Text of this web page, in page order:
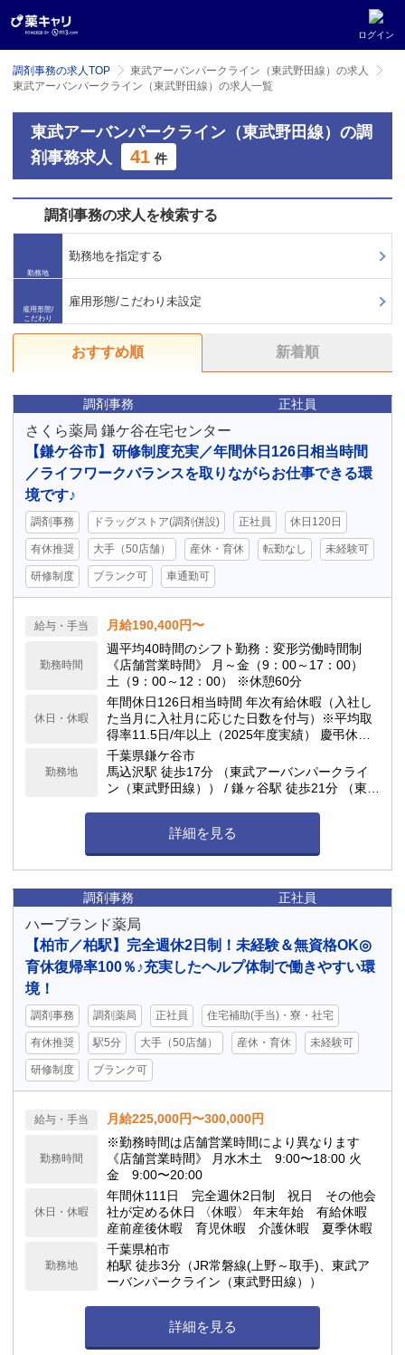
ログイン
調剤事務の求人TOP
東武アーバンパークライン（東武野田線）の求人
東武アーバンパークライン（東武野田線）の求人一覧
東武アーバンパークライン（東武野田線）の調
剤事務求人
41 件
調剤事務の求人を検索する
勤務地
勤務地を指定する
雇用形態/
こだわり
雇用形態/こだわり未設定
おすすめ順 新着順
調剤事務 正社員
さくら薬局 鎌ケ谷在宅センター
【鎌ケ谷市】研修制度充実／年間休日126日相当時間
／ライフワークバランスを取りながらお仕事できる環
境です♪
調剤事務 ドラッグストア(調剤併設) 正社員 休日120日
有休推奨 大手（50店舗） 産休・育休 転勤なし 未経験可
研修制度 ブランク可 車通勤可
給与・手当 月給190,400円〜
勤務時間
週平均40時間のシフト勤務：変形労働時間制
《店舗営業時間》 月～金（9：00～17：00）
土（9：00～12：00） ※休憩60分
休日・休暇
年間休日126日相当時間 年次有給休暇（入社し
た当月に入社月に応じた日数を付与）※平均取
得率11.5日/年以上（2025年度実績） 慶弔休
暇、産前産後休暇(取得率100%)、介護休暇、生
理休暇 連続休暇制度（最長9日間、初年度最長5
日間） 特別休暇（配偶者の出産2日間、弔事3～
7日間、裁判員裁判5日間、転勤2～3日間） など
勤務地
千葉県鎌ケ谷市
馬込沢駅 徒歩17分 （東武アーバンパークライ
ン（東武野田線）） / 鎌ヶ谷駅 徒歩21分 （東武
詳細を見る
調剤事務 正社員
ハーブランド薬局
【柏市／柏駅】完全週休2日制！未経験＆無資格OK◎
育休復帰率100％♪充実したヘルプ体制で働きやすい環
境！
調剤事務 調剤薬局 正社員 住宅補助(手当)・寮・社宅
有休推奨 駅5分 大手（50店舗） 産休・育休 未経験可
研修制度 ブランク可
給与・手当 月給225,000円〜300,000円
勤務時間
※勤務時間は店舗営業時間により異なります
《店舗営業時間》 月水木土 9:00〜18:00 火
金 9:00〜20:00
休日・休暇
年間休111日 完全週休2日制 祝日 その他会
社が定める休日 〈休暇〉 年末年始 有給休暇
産前産後休暇 育児休暇 介護休暇 夏季休暇
勤務地
千葉県柏市
柏駅 徒歩3分（JR常磐線(上野～取手)、東武ア
ーバンパークライン（東武野田線））
詳細を見る